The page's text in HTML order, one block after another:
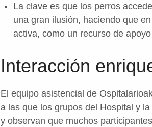
La clave es que los perros
una gran ilusión, haciendo que
activa, como un recurso de
Interacción
El equipo asistencial de
a las que los grupos del Hospital y
y observan que muchos